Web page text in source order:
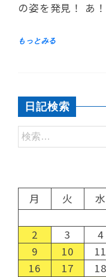
の姿を発見！ あ
日記検索
月
火 水
2
3 4
9
10 11
16
17 18